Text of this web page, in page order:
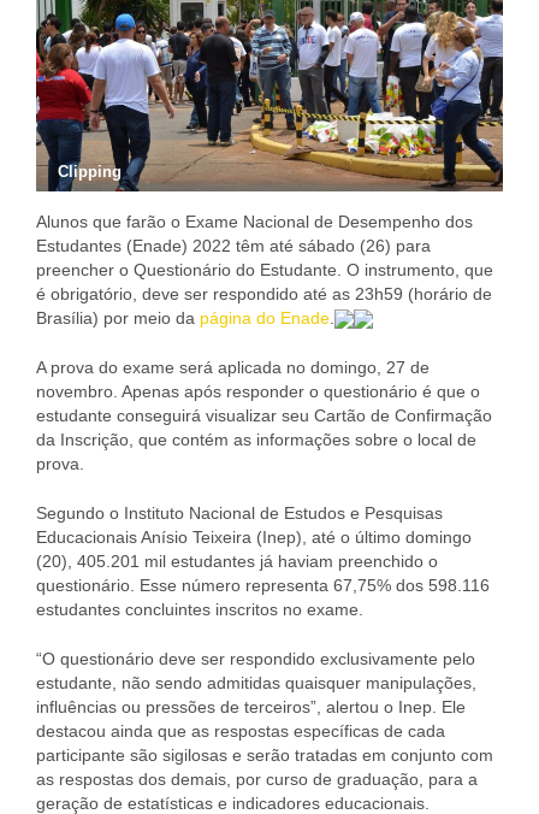
Clipping
Alunos que farão o Exame Nacional de Desempenho dos
Estudantes (Enade) 2022 têm até sábado (26) para
preencher o Questionário do Estudante. O instrumento, que
é obrigatório, deve ser respondido até as 23h59 (horário de
Brasília) por meio da página do Enade
A prova do exame será aplicada no domingo, 27 de
novembro. Apenas após responder o questionário é que o
estudante conseguirá visualizar seu Cartão de Confirmação
da Inscrição, que contém as informações sobre o local de
prova.
Segundo o Instituto Nacional de Estudos e Pesquisas
Educacionais Anísio Teixeira (Inep), até o último domingo
(20), 405.201 mil estudantes já haviam preenchido o
questionário. Esse número representa 67,75% dos 598.116
estudantes concluintes inscritos no exame.
“O questionário deve ser respondido exclusivamente pelo
estudante, não sendo admitidas quaisquer manipulações,
influências ou pressões de terceiros”, alertou o Inep. Ele
destacou ainda que as respostas específicas de cada
participante são sigilosas e serão tratadas em conjunto com
as respostas dos demais, por curso de graduação, para a
geração de estatísticas e indicadores educacionais.